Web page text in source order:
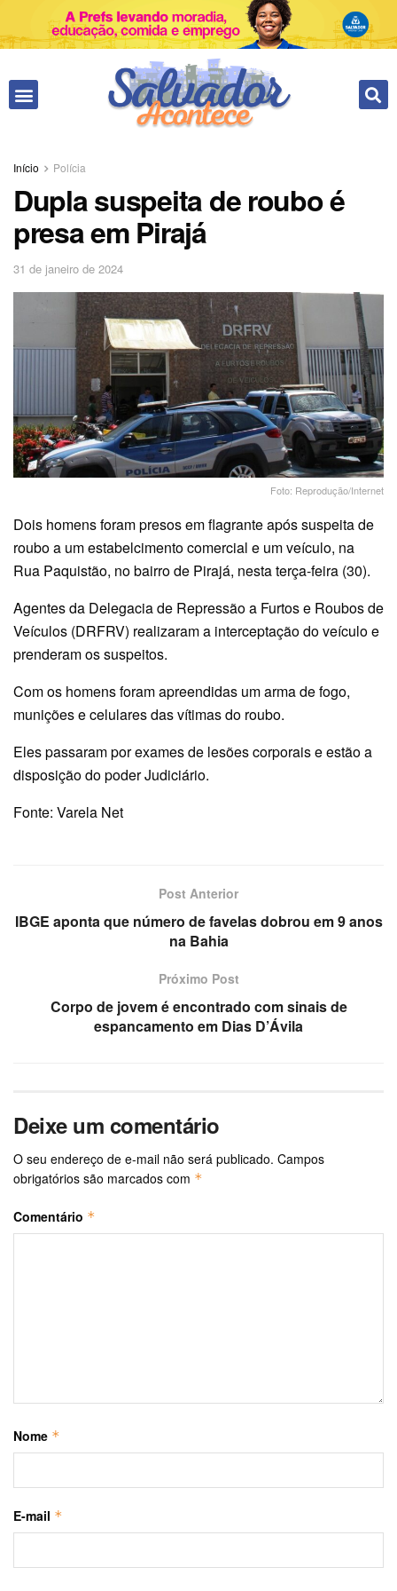
Início Polícia
Dupla suspeita de roubo é
presa em Pirajá
31 de janeiro de 2024
Foto: Reprodução/Internet
Dois homens foram presos em flagrante após suspeita de
roubo a um estabelcimento comercial e um veículo, na
Rua Paquistão, no bairro de Pirajá, nesta terça-feira (30).
Agentes da Delegacia de Repressão a Furtos e Roubos de
Veículos (DRFRV) realizaram a interceptação do veículo e
prenderam os suspeitos.
Com os homens foram apreendidas um arma de fogo,
munições e celulares das vítimas do roubo.
Eles passaram por exames de lesões corporais e estão a
disposição do poder Judiciário.
Fonte: Varela Net
Post Anterior
IBGE aponta que número de favelas dobrou em 9 anos
na Bahia
Próximo Post
Corpo de jovem é encontrado com sinais de
espancamento em Dias D’Ávila
Deixe um comentário
O seu endereço de e-mail não será publicado. Campos
obrigatórios são marcados com *
Comentário *
Nome *
E-mail *